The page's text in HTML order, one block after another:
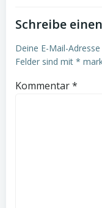
Schreibe
Deine E-Mail-
Felder sind mit *
Kommentar*